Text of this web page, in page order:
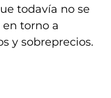
todavía no se
torno a
y sobreprecios.